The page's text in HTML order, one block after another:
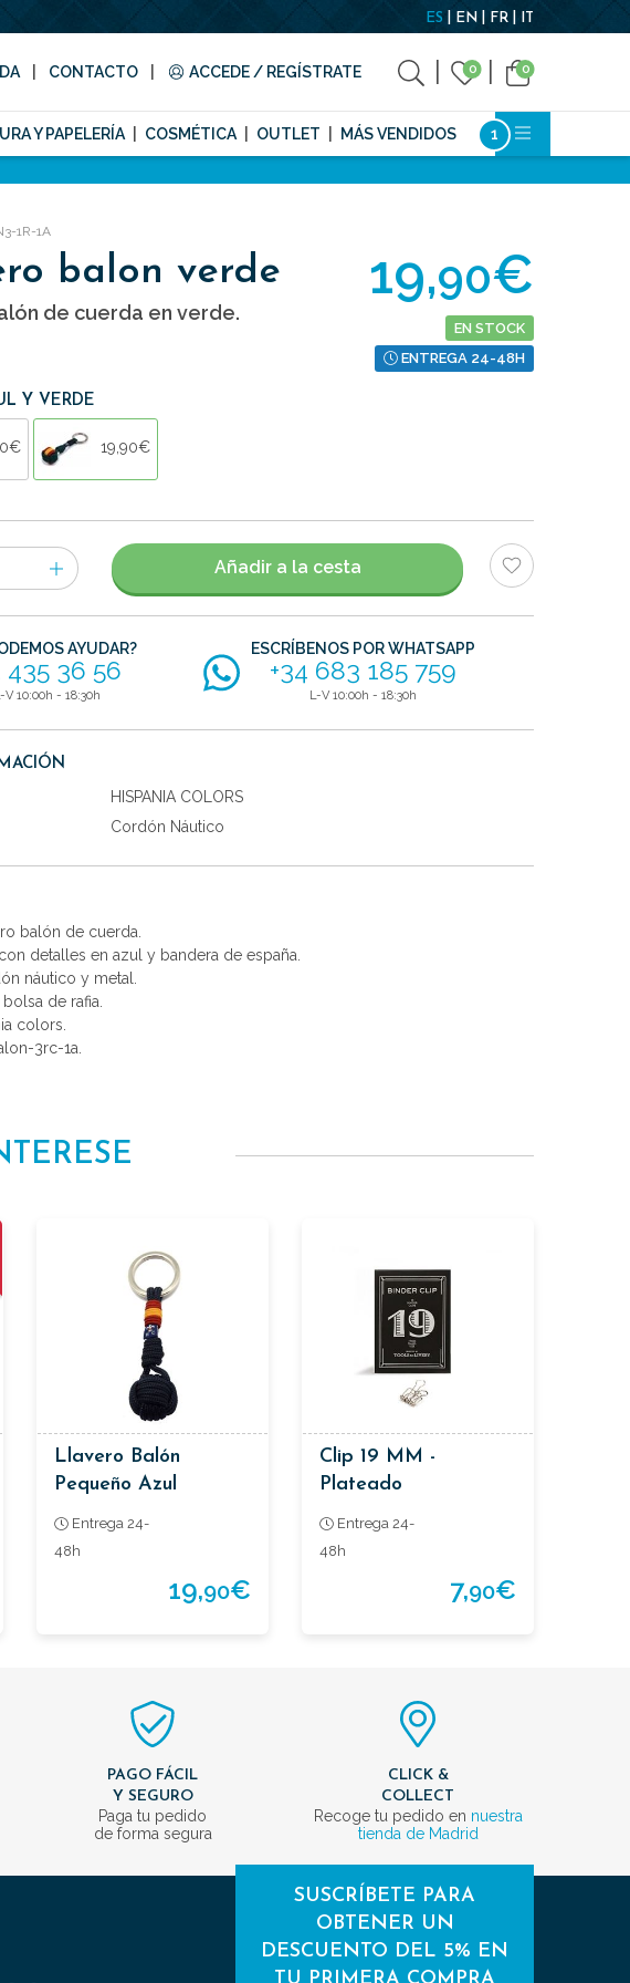
ES EN FR IT
CONTACTO ACCEDE / REGÍSTRATE 0 0
Y PAPELERÍA COSMÉTICA OUTLET MÁS VENDIDOS
1R-1A
balon verde
de cuerda en verde.
19,90€
EN STOCK
ENTREGA 24-48H
Y VERDE
19,90€
Añadir a la cesta
AYUDAR?
435 36 56
V 10:00h - 18:30h
ESCRÍBENOS POR WHATSAPP
+34 683 185 759
L-V 10:00h - 18:30h
HISPANIA COLORS
Cordón Náutico
balón de cuerda.
detalles en azul y bandera de españa.
náutico y metal.
de rafia.
colors.
3rc-1a.
Llavero Balón
Pequeño Azul
Entrega 24-
48h
19,90€
Clip 19 MM -
Plateado
Entrega 24-
48h
7,90€
PAGO FÁCIL
Y SEGURO
Paga tu pedido
de forma segura
CLICK &
COLLECT
Recoge tu pedido en nuestra
tienda de Madrid
SUSCRÍBETE PARA
OBTENER UN
DESCUENTO DEL 5% EN